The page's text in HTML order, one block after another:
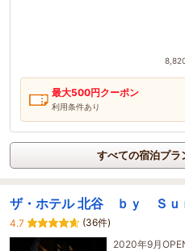
最大500円クーポン
利用条件あり
すべての宿泊プラ
ザ・ホテル 北谷 ｂｙ Ｓｕ
4.7
(36件)
2020年9月